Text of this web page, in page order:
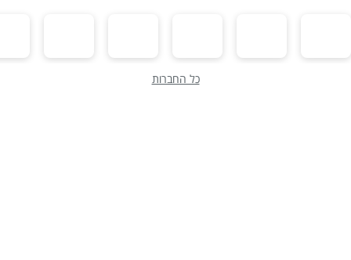
כל החברות